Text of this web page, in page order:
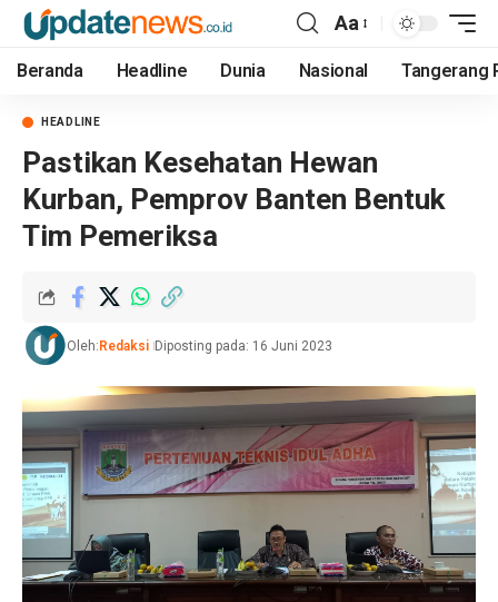
Aa
Beranda Headline Dunia Nasional Tangerang
HEADLINE
Pastikan Kesehatan Hewan
Kurban, Pemprov Banten Bentuk
Tim Pemeriksa
Oleh: Redaksi Diposting pada: 16 Juni 2023